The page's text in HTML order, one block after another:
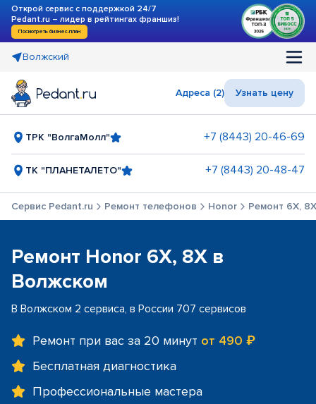
Открой сервис с поддержкой 24/7
Pedant.ru – лидер в рейтингах франшиз!
Посмотреть бизнес-план
Волжский
Адреса (2) Узнать цену
ТРК "ВолгаМолл" +7 (8443) 20-46-69
ТК "ПЛАНЕТАЛЕТО" +7 (8443) 20-48-47
Сервис Pedant.ru Ремонт телефонов Honor Ремонт 6X, 8X
Ремонт Honor 6X, 8X в
Волжском
В Волжском 2 сервиса, в России 707 сервисов
Ремонт при вас за 20 минут от 490 ₽
Бесплатная диагностика
Профессиональные мастера